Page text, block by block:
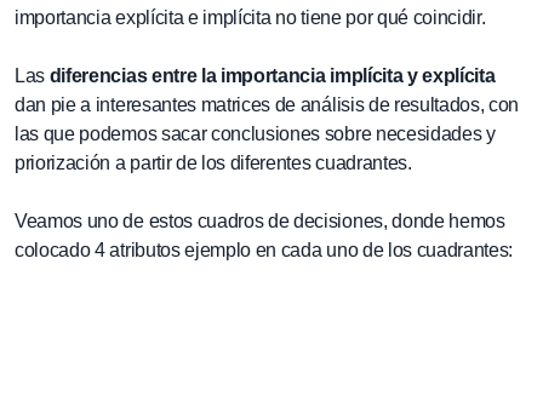
importancia explícita e implícita no tiene por qué coincidir.
Las diferencias entre la importancia implícita y explícita
dan pie a interesantes matrices de análisis de resultados, con
las que podemos sacar conclusiones sobre necesidades y
priorización a partir de los diferentes cuadrantes.
Veamos uno de estos cuadros de decisiones, donde hemos
colocado 4 atributos ejemplo en cada uno de los cuadrantes: